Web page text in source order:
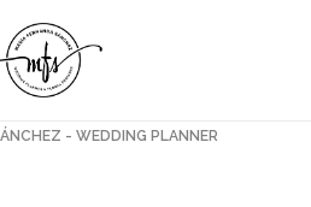
- WEDDING PLANNER